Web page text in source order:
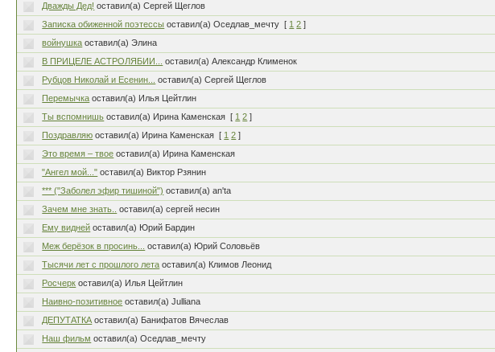
Дважды Дед! оставил(а) Сергей Щеглов
Записка обиженной поэтессы оставил(а) Оседлав_мечту [ 1 2 ]
войнушка оставил(а) Элина
В ПРИЦЕЛЕ АСТРОЛЯБИИ...
оставил(а) Александр Клименок
Рубцов Николай и Есенин...
оставил(а) Сергей Щеглов
Перемычка оставил(а) Илья Цейтлин
Ты вспомнишь оставил(а) Ирина Каменская [ 1 2 ]
Поздравляю оставил(а) Ирина Каменская [ 1 2 ]
Это время – твое оставил(а) Ирина Каменская
"Ангел мой..." оставил(а) Виктор Рзянин
*** ("Заболел эфир тишиной") оставил(а) an'ta
Зачем мне знать..
оставил(а) сергей несин
Ему видней оставил(а) Юрий Бардин
Меж берёзок в просинь...
оставил(а) Юрий Соловьёв
Тысячи лет с прошлого лета оставил(а) Климов Леонид
Росчерк оставил(а) Илья Цейтлин
Наивно-позитивное оставил(а) Julliana
ДЕПУТАТКА оставил(а) Банифатов Вячеслав
Наш фильм оставил(а) Оседлав_мечту